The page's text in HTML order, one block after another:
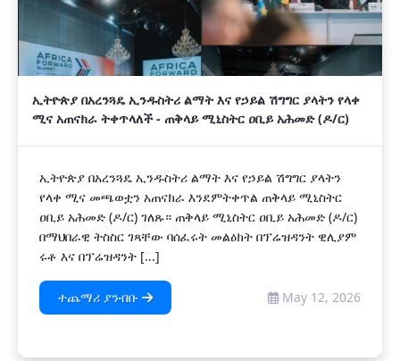
ኢትዮጵያ በአረንጓዴ ኢንዱስትሪ ልማት እና የኃይል ሽግግር ያላትን የላቀ
ሚና አጠናክራ ትቀጥላለች - ጠቅላይ ሚኒስትር ዐቢይ አሕመድ (ዶ/ር)
ኢትዮጵያ በአረንጓዴ ኢንዱስትሪ ልማት እና የኃይል ሽግግር ያላትን
የላቀ ሚና መጫወቷን አጠናክራ እንደምትቀጥል ጠቅላይ ሚኒስትር
ዐቢይ አሕመድ (ዶ/ር) ገለጹ። ጠቅላይ ሚኒስትር ዐቢይ አሕመድ (ዶ/ር)
በማህበራዊ ትስስር ገጻቸው ባሰፈሩት መልዕክት በፕሬዝዳንት ዊሊያም
ሩቶ እና በፕሬዝዳንት [...]
ተጨማሪ ያንብቡ May 12, 2026